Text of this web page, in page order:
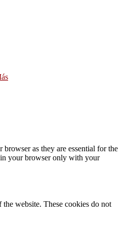
as they are essential for the
in your browser only with your
website. These cookies do not